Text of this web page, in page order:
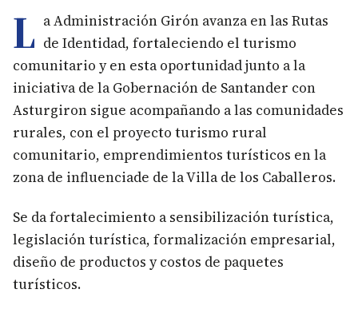
L a Administración Girón avanza en las Rutas
de Identidad, fortaleciendo el turismo
comunitario y en esta oportunidad junto a la
iniciativa de la Gobernación de Santander con
Asturgiron sigue acompañando a las comunidades
rurales, con el proyecto turismo rural
comunitario, emprendimientos turísticos en la
zona de influenciade de la Villa de los Caballeros.
Se da fortalecimiento a sensibilización turística,
legislación turística, formalización empresarial,
diseño de productos y costos de paquetes
turísticos.